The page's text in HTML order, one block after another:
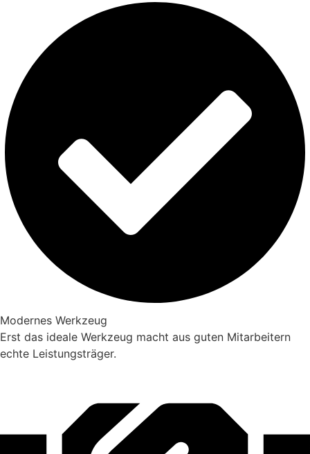
Modernes Werkzeug
Erst das ideale Werkzeug macht aus guten Mitarbeitern
echte Leistungsträger.